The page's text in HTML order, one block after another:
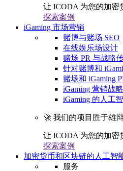
让 ICODA 为您的加密
探索案例
iGaming 市场营销
赌博与赌场 SEO
在线娱乐场设计
赌场 PR 与战略
针对赌博和
赌场和 iGaming
iGaming 营销战略
iGaming 的人工
🚀 我们的项目胜于雄
让 ICODA 为您的加密
探索案例
加密货币和区块链的人工智
服务